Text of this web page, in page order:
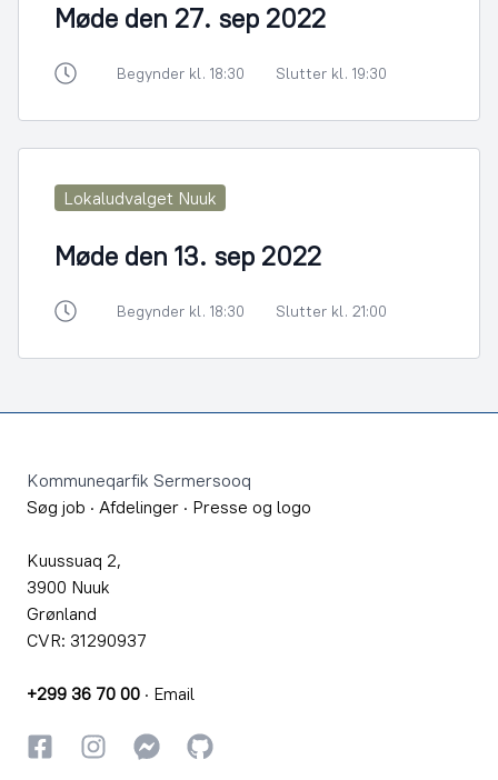
Møde den 27. sep 2022
Begynder kl. 18:30 Slutter kl. 19:30
Lokaludvalget Nuuk
Møde den 13. sep 2022
Begynder kl. 18:30 Slutter kl. 21:00
Kommuneqarfik Sermersooq
Søg job · Afdelinger · Presse og logo
Kuussuaq 2,
3900 Nuuk
Grønland
CVR: 31290937
+299 36 70 00 · Email
FacebookInstagramInstagram
GitHub